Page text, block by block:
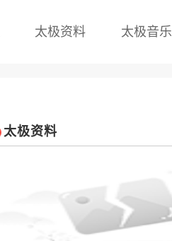
太极资料 太极音乐
太极资料